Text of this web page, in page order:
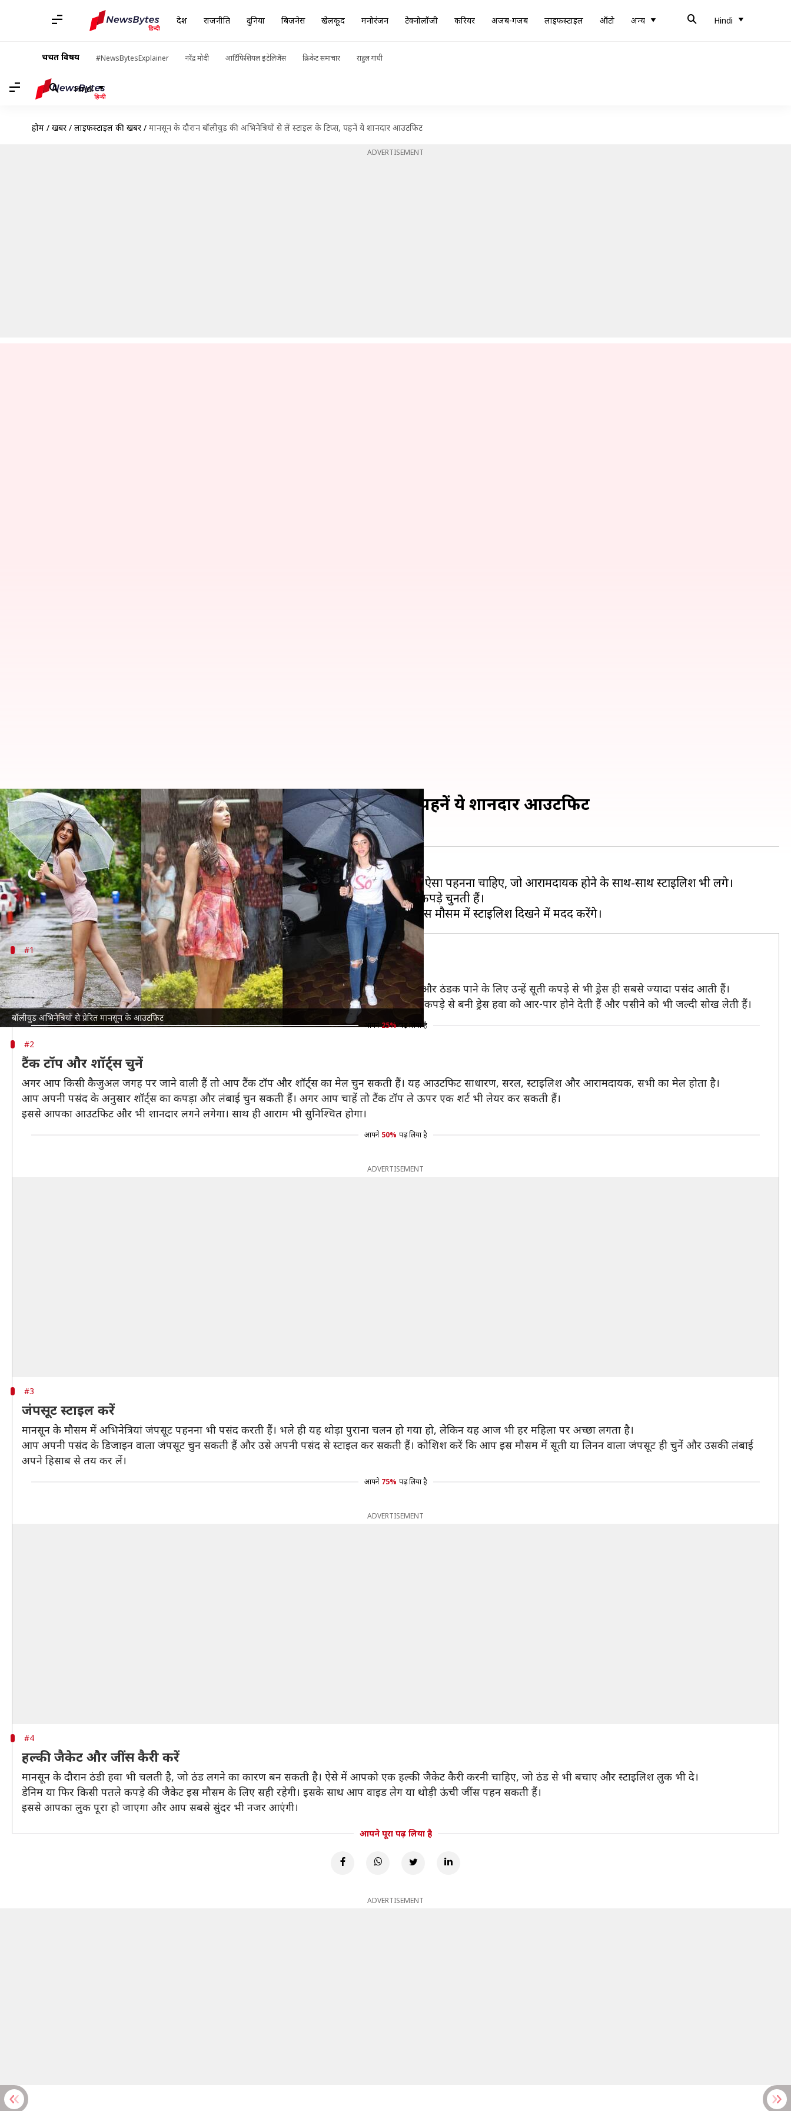
देश राजनीति दुनिया बिज़नेस खेलकूद मनोरंजन टेक्नोलॉजी करियर अजब-गजब लाइफस्टाइल ऑटो अन्य Hindi
चर्चित विषय #NewsBytesExplainer नरेंद्र मोदी आर्टिफिशियल इंटेलिजेंस क्रिकेट समाचार राहुल गांधी
Hindi
होम / खबरें / लाइफस्टाइल की खबरें / मानसून के दौरान बॉलीवुड की अभिनेत्रियों से लें स्टाइल के टिप्स, पहनें ये शानदार आउटफिट
ADVERTISEMENT
बॉलीवुड अभिनेत्रियों से प्रेरित मानसून के आउटफिट
मानसून के दौरान बॉलीवुड की अभिनेत्रियों से लें स्टाइल के टिप्स, पहनें ये शानदार आउटफिट
लेखन सयाली Jul 03, 2026 02:13 pm
क्या है खबर?
मानसूनके दौरान उमस और बारिश के कारण कपड़े चुनना थोड़ा मुश्किल हो जाता है। इस समय कुछ ऐसा पहनना चाहिए, जो आरामदायक होने के साथ-साथ स्टाइलिश भी लगे।
बॉलीवुड अभिनेत्रियां अपने फैशन सेंस के लिए जानी जाती हैं और वे अक्सर मौसम के अनुसार अपने कपड़े चुनती हैं।
#1
सूती कपड़े वाले शॉर्ट ड्रेस पहनें
इस मौसम में अभिनेत्रियां शॉर्ट ड्रेस पहनना पसंद करती हैं, ताकि उनके कपड़े गंदे होने से बच सकें। आराम और ठंडक पाने के लिए उन्हें सूती कपड़े से भी ड्रेस ही सबसे ज्यादा पसंद आती हैं।
ये कई तरह के रंगों और डिजाइन में उपलब्ध होती हैं, जो मानसून की उमस से लड़ने में मदद करती हैं। सूती कपड़े से बनी ड्रेस हवा को आर-पार होने देती हैं और पसीने को भी जल्दी सोख लेती हैं।
आपने 25% पढ़ लिया है
#2
टैंक टॉप और शॉर्ट्स चुनें
अगर आप किसी कैजुअल जगह पर जाने वाली हैं तो आप टैंक टॉप और शॉर्ट्स का मेल चुन सकती हैं। यह आउटफिट साधारण, सरल, स्टाइलिश और आरामदायक, सभी का मेल होता है।
आप अपनी पसंद के अनुसार शॉर्ट्स का कपड़ा और लंबाई चुन सकती हैं। अगर आप चाहें तो टैंक टॉप ले ऊपर एक शर्ट भी लेयर कर सकती हैं।
इससे आपका आउटफिट और भी शानदार लगने लगेगा। साथ ही आराम भी सुनिश्चित होगा।
आपने 50% पढ़ लिया है
ADVERTISEMENT
#3
जंपसूट स्टाइल करें
मानसून के मौसम में अभिनेत्रियां जंपसूट पहनना भी पसंद करती हैं। भले ही यह थोड़ा पुराना चलन हो गया हो, लेकिन यह आज भी हर महिला पर अच्छा लगता है।
आप अपनी पसंद के डिजाइन वाला जंपसूट चुन सकती हैं और उसे अपनी पसंद से स्टाइल कर सकती हैं। कोशिश करें कि आप इस मौसम में सूती या लिनन वाला जंपसूट ही चुनें और उसकी लंबाई
अपने हिसाब से तय कर लें।
आपने 75% पढ़ लिया है
ADVERTISEMENT
#4
हल्की जैकेट और जींस कैरी करें
मानसून के दौरान ठंडी हवा भी चलती है, जो ठंड लगने का कारण बन सकती है। ऐसे में आपको एक हल्की जैकेट कैरी करनी चाहिए, जो ठंड से भी बचाए और स्टाइलिश लुक भी दे।
डेनिम या फिर किसी पतले कपड़े की जैकेट इस मौसम के लिए सही रहेगी। इसके साथ आप वाइड लेग या थोड़ी ऊंची जींस पहन सकती हैं।
इससे आपका लुक पूरा हो जाएगा और आप सबसे सुंदर भी नजर आएंगी।
आपने पूरा पढ़ लिया है
ADVERTISEMENT